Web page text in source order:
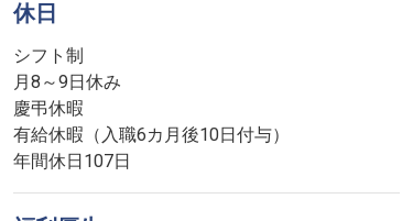
休日
シフト制
月8～9日休み
慶弔休暇
有給休暇（入職6カ月後10日付与）
年間休日107日